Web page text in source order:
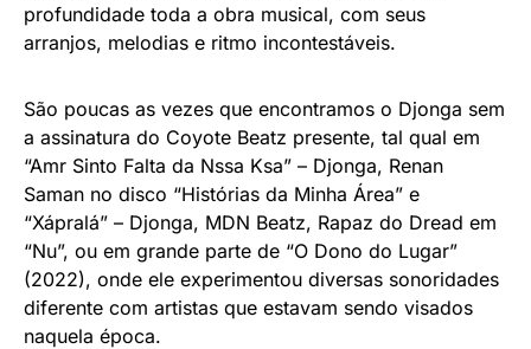
profundidade toda a obra musical, com seus
arranjos, melodias e ritmo incontestáveis.
São poucas as vezes que encontramos o Djonga sem
a assinatura do Coyote Beatz presente, tal qual em
“Amr Sinto Falta da Nssa Ksa” – Djonga, Renan
Saman no disco “Histórias da Minha Área” e
“Xápralá” – Djonga, MDN Beatz, Rapaz do Dread em
“Nu”, ou em grande parte de “O Dono do Lugar”
(2022), onde ele experimentou diversas sonoridades
diferente com artistas que estavam sendo visados
naquela época.